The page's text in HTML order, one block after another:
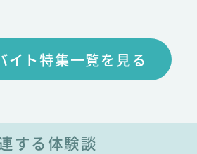
イト特集一覧を見る
する体験談